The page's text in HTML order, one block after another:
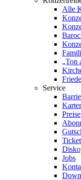
Alle
„Ton
Service
Preise
Jobs